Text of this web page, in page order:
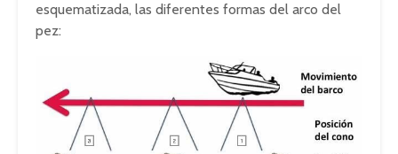
esquematizada, las diferentes formas del arco del
pez: